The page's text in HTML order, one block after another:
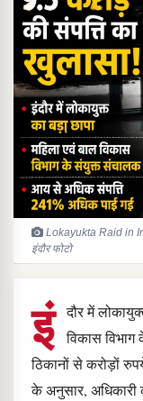
Lokayukta Raid in
इंदौर फोटो
इं
दौर में
विकास
ठिकानों से करोड़ों
के अनुसार, अधिकारी